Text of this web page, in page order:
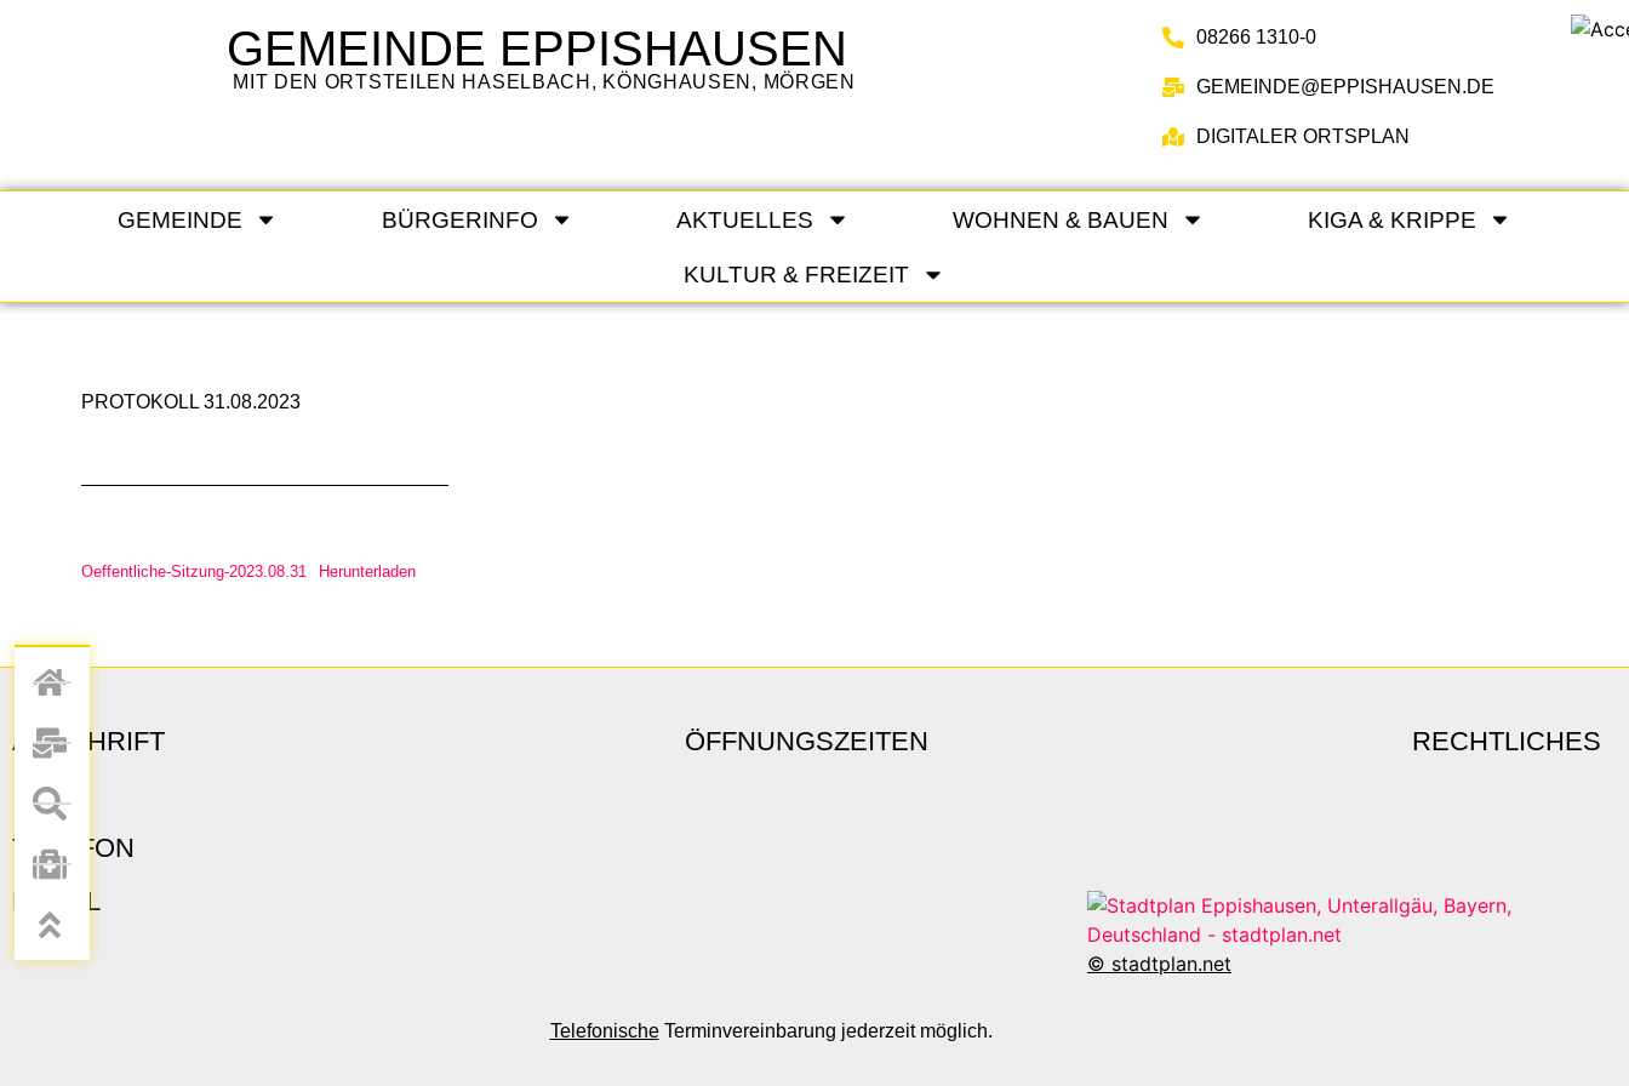
GEMEINDE EPPISHAUSEN
MIT DEN ORTSTEILEN HASELBACH, KÖNGHAUSEN, MÖRGEN
08266 1310-0
GEMEINDE@EPPISHAUSEN.DE
DIGITALER ORTSPLAN
GEMEINDE BÜRGERINFO AKTUELLES WOHNEN & BAUEN KIGA & KRIPPE
KULTUR & FREIZEIT
PROTOKOLL 31.08.2023
Oeffentliche-Sitzung-2023.08.31 Herunterladen
ANSCHRIFT
TELEFON
E-MAIL
ÖFFNUNGSZEITEN
TelefonischeTerminvereinbarung jederzeit möglich.
RECHTLICHES
© stadtplan.net